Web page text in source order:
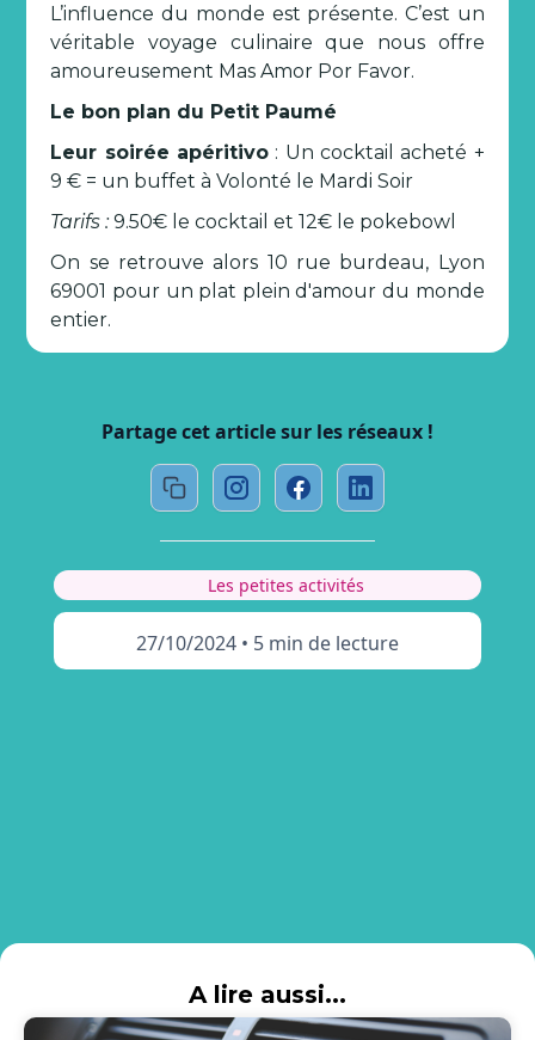
L’influence du monde est présente. C’est un
véritable voyage culinaire que nous offre
amoureusement Mas Amor Por Favor.
Le bon plan du Petit Paumé
Leur soirée apéritivo : Un cocktail acheté +
9 € = un buffet à Volonté le Mardi Soir
Tarifs : 9.50€ le cocktail et 12€ le pokebowl
On se retrouve alors 10 rue burdeau, Lyon
69001 pour un plat plein d'amour du monde
entier.
Partage cet article sur les réseaux !
Les petites activités
27/10/2024 • 5 min de lecture
A lire aussi...